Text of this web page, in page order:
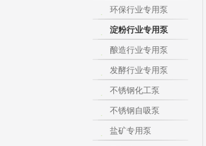
环保行业专用泵
淀粉行业专用泵
酿造行业专用泵
发酵行业专用泵
不锈钢化工泵
不锈钢自吸泵
盐矿专用泵